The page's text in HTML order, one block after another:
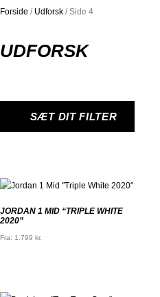
Forside / Udforsk / Side 4
UDFORSK
SÆT DIT FILTER
JORDAN 1 MID “TRIPLE WHITE
2020”
Fra: 1.799 kr.